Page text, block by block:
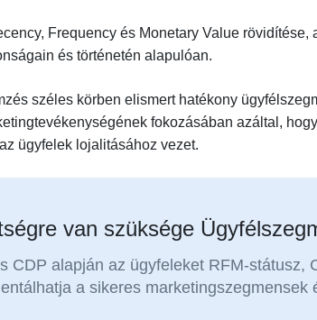
Frequency és Monetary Value
és történetén alapulóan.
széles körben elismert hatékony
fokozásában azáltal,
ügyfelek lojalitásához vezet.
van szüksége
CDP alapján az ügyfeleket RFM-státusz,
a sikeres marketingszegmensek